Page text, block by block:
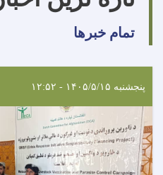
تمام خبرها
پنجشنبه ۱۴۰۵/۵/۱۵ - ۱۲:۵۲